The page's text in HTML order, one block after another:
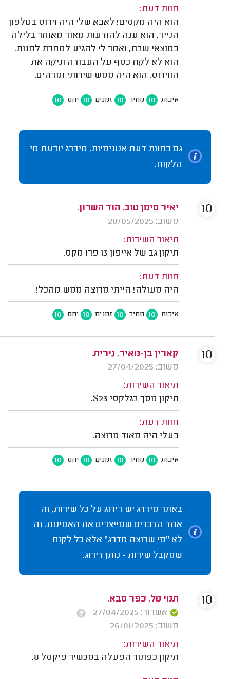
חוות דעת:
הוא היה מקסים! לאבא שלי היה וירוס בטלפון
הנייד. הוא ענה להודעות מאוד מאוחר בלילה
במוצאי שבת, ואמר לי להגיע למחרת לחנות.
הוא לא לקח כסף על העבודה וניקה את
הווירוס. הוא היה ממש שירותי ומדהים.
איכות 10 מחיר 10 זמנים 10 יחס 10
גם בחוות דעת אנונימיות, מידרג יודעת מי
הלקוח.
יאיר סימן טוב, הוד השרון.
משוב: 20/05/2025
תיאור השירות:
תיקון גב של אייפון 13 פרו מקס.
חוות דעת:
היה מעולה! הייתי מרוצה ממש מהכל!
איכות 10 מחיר 10 זמנים 10 יחס 10
10
קארין בן-מאיר, נירית.
משוב: 27/04/2025
תיאור השירות:
תיקון מסך בגלקסי S23.
חוות דעת:
בעלי היה מאוד מרוצה.
איכות 10 מחיר 10 זמנים 10 יחס 10
10
באתר מידרג יש דירוג על כל שירות, זה
אחד הדברים שמייצרים את האמינות. זה
לא "מי שרוצה מדרג" אלא כל לקוח
שמקבל שירות - נותן דירוג.
תמי טל, כפר סבא.
אשרור: 27/04/2025
משוב: 26/01/2025
תיאור השירות:
תיקון כפתור הפעלה במכשיר פיקסל 8.
10